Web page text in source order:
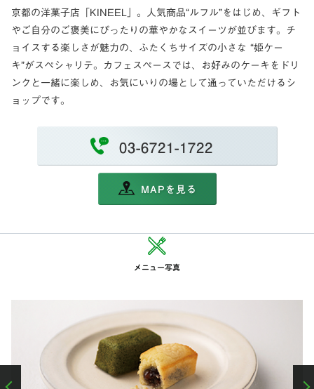
京都の洋菓子店「KINEEL」。人気商品“ルフル”をはじめ、ギフト
やご自分のご褒美にぴったりの華やかなスイーツが並びます。チ
ョイスする楽しさが魅力の、ふたくちサイズの小さな “姫ケー
キ”がスペシャリテ。カフェスペースでは、お好みのケーキをドリ
ンクと一緒に楽しめ、お気にいりの場として通っていただけるシ
ョップです。
03-6721-1722
MAPを見る
メニュー写真